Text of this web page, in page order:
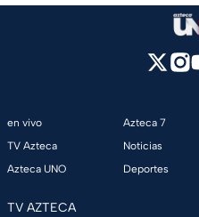
en vivo
TV Azteca
Azteca UNO
Azteca 7
Noticias
Deportes
TV AZTECA